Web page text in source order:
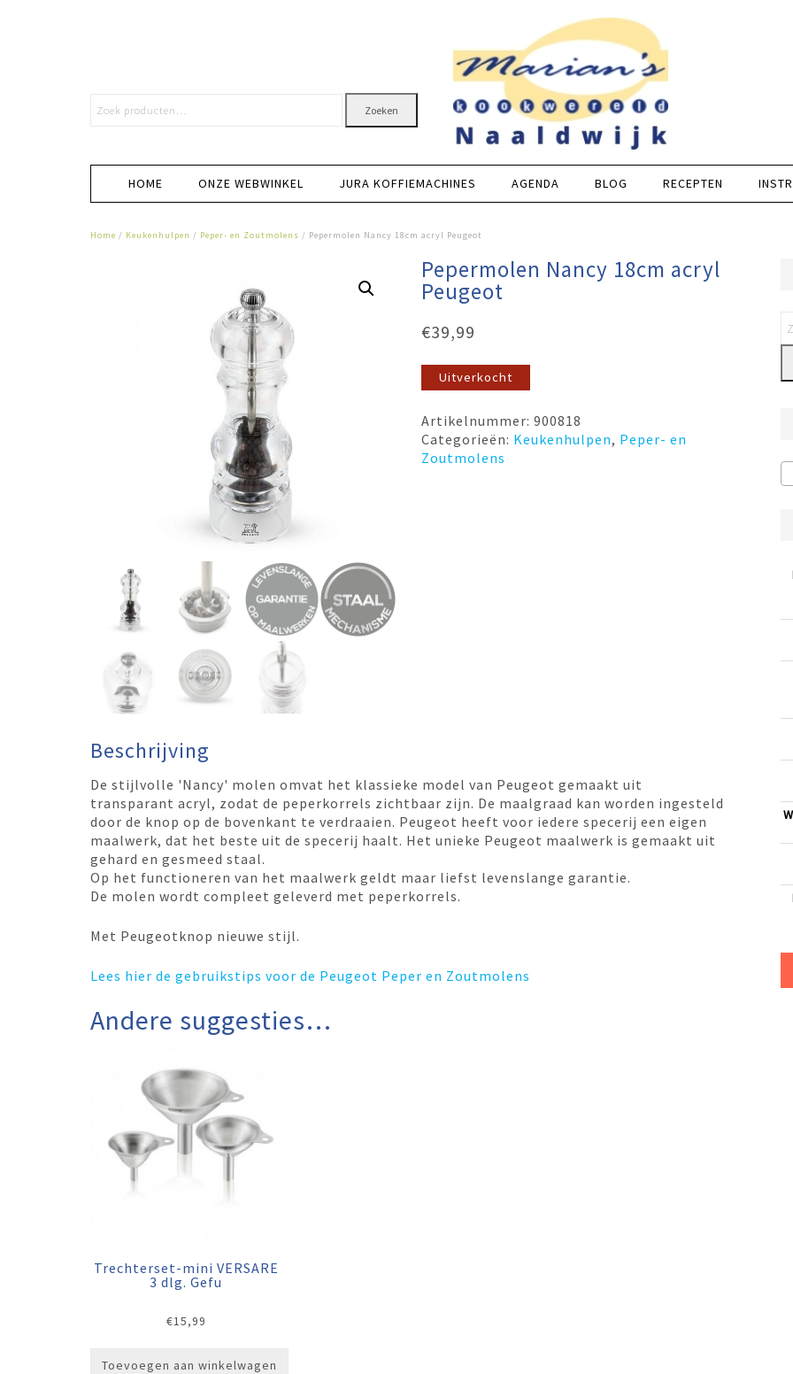
Zoeken
HOME ONZE WEBWINKEL JURA KOFFIEMACHINES AGENDA BLOG RECEPTEN
Home / Keukenhulpen / Peper- en Zoutmolens / Pepermolen Nancy 18cm acryl Peugeot
Pepermolen Nancy 18cm acryl
Peugeot
€39,99
Uitverkocht
Artikelnummer:900818
Categorieën: Keukenhulpen, Peper- en
Zoutmolens
Beschrijving
De stijlvolle 'Nancy' molen omvat het klassieke model van Peugeot gemaakt uit
transparant acryl, zodat de peperkorrels zichtbaar zijn. De maalgraad kan worden ingesteld
door de knop op de bovenkant te verdraaien. Peugeot heeft voor iedere specerij een eigen
maalwerk, dat het beste uit de specerij haalt. Het unieke Peugeot maalwerk is gemaakt uit
gehard en gesmeed staal.
Op het functioneren van het maalwerk geldt maar liefst levenslange garantie.
De molen wordt compleet geleverd met peperkorrels.
Met Peugeotknop nieuwe stijl.
Lees hier de gebruikstips voor de Peugeot Peper en Zoutmolens
Andere suggesties…
Trechterset-mini VERSARE
3 dlg. Gefu
€15,99
Toevoegen aan winkelwagen